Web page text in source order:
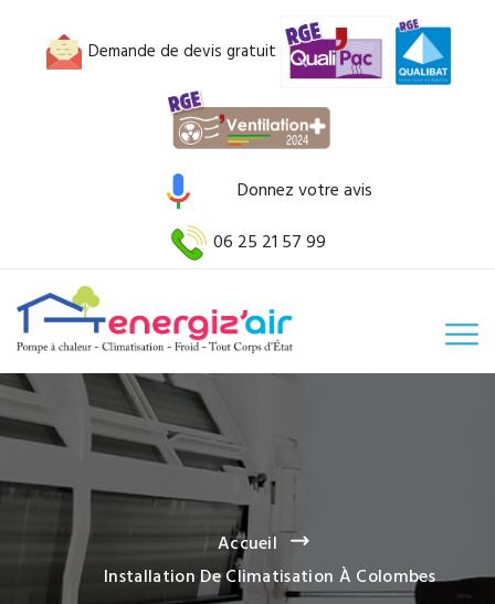
Demande de devis gratuit
Donnez votre avis
06 25 21 57 99
Accueil
Installation De Climatisation À Colombes